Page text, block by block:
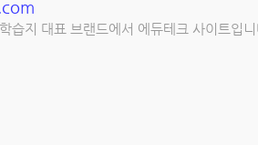
습지 대표 브랜드에서 에듀테크 사이트입